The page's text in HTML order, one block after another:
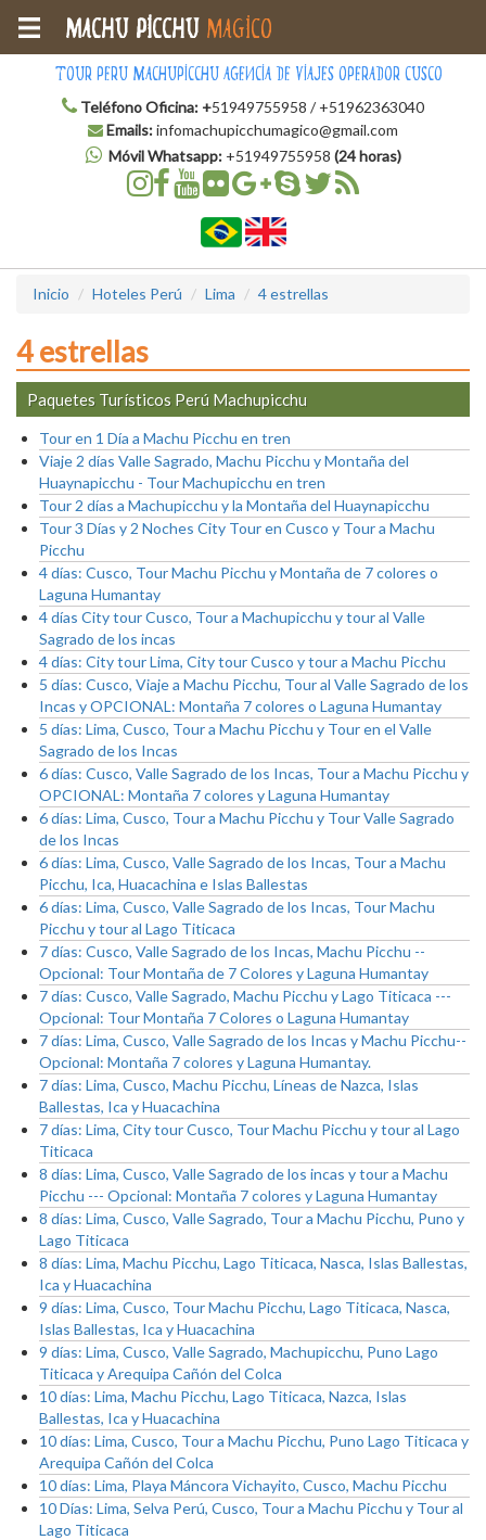
Tour Peru Machupicchu Agencia de Viajes Operador Cusco
Teléfono Oficina: +51949755958 / +51962363040
Emails:infomachupicchumagico@gmail.com
Móvil Whatsapp:+51949755958 (24 horas)
Machu Picchu Magico
Inicio Hoteles Perú Lima 4 estrellas
4 estrellas
Paquetes Turísticos Perú Machupicchu
Tour en 1 Día a Machu Picchu en tren
Viaje 2 días Valle Sagrado, Machu Picchu y Montaña del
Huaynapicchu - Tour Machupicchu en tren
Tour 2 días a Machupicchu y la Montaña del Huaynapicchu
Tour 3 Días y 2 Noches City Tour en Cusco y Tour a Machu
Picchu
4 días: Cusco, Tour Machu Picchu y Montaña de 7 colores o
Laguna Humantay
4 días City tour Cusco, Tour a Machupicchu y tour al Valle
Sagrado de los incas
4 días: City tour Lima, City tour Cusco y tour a Machu Picchu
5 días: Cusco, Viaje a Machu Picchu, Tour al Valle Sagrado de los
Incas y OPCIONAL: Montaña 7 colores o Laguna Humantay
5 días: Lima, Cusco, Tour a Machu Picchu y Tour en el Valle
Sagrado de los Incas
6 días: Cusco, Valle Sagrado de los Incas, Tour a Machu Picchu y
OPCIONAL: Montaña 7 colores y Laguna Humantay
6 días: Lima, Cusco, Tour a Machu Picchu y Tour Valle Sagrado
de los Incas
6 días: Lima, Cusco, Valle Sagrado de los Incas, Tour a Machu
Picchu, Ica, Huacachina e Islas Ballestas
6 días: Lima, Cusco, Valle Sagrado de los Incas, Tour Machu
Picchu y tour al Lago Titicaca
7 días: Cusco, Valle Sagrado de los Incas, Machu Picchu --
Opcional: Tour Montaña de 7 Colores y Laguna Humantay
7 días: Cusco, Valle Sagrado, Machu Picchu y Lago Titicaca ---
Opcional: Tour Montaña 7 Colores o Laguna Humantay
7 días: Lima, Cusco, Valle Sagrado de los Incas y Machu Picchu--
Opcional: Montaña 7 colores y Laguna Humantay.
7 días: Lima, Cusco, Machu Picchu, Líneas de Nazca, Islas
Ballestas, Ica y Huacachina
7 días: Lima, City tour Cusco, Tour Machu Picchu y tour al Lago
Titicaca
8 días: Lima, Cusco, Valle Sagrado de los incas y tour a Machu
Picchu --- Opcional: Montaña 7 colores y Laguna Humantay
8 días: Lima, Cusco, Valle Sagrado, Tour a Machu Picchu, Puno y
Lago Titicaca
8 días: Lima, Machu Picchu, Lago Titicaca, Nasca, Islas Ballestas,
Ica y Huacachina
9 días: Lima, Cusco, Tour Machu Picchu, Lago Titicaca, Nasca,
Islas Ballestas, Ica y Huacachina
9 días: Lima, Cusco, Valle Sagrado, Machupicchu, Puno Lago
Titicaca y Arequipa Cañón del Colca
10 días: Lima, Machu Picchu, Lago Titicaca, Nazca, Islas
Ballestas, Ica y Huacachina
10 días: Lima, Cusco, Tour a Machu Picchu, Puno Lago Titicaca y
Arequipa Cañón del Colca
10 días: Lima, Playa Máncora Vichayito, Cusco, Machu Picchu
10 Días: Lima, Selva Perú, Cusco, Tour a Machu Picchu y Tour al
Lago Titicaca